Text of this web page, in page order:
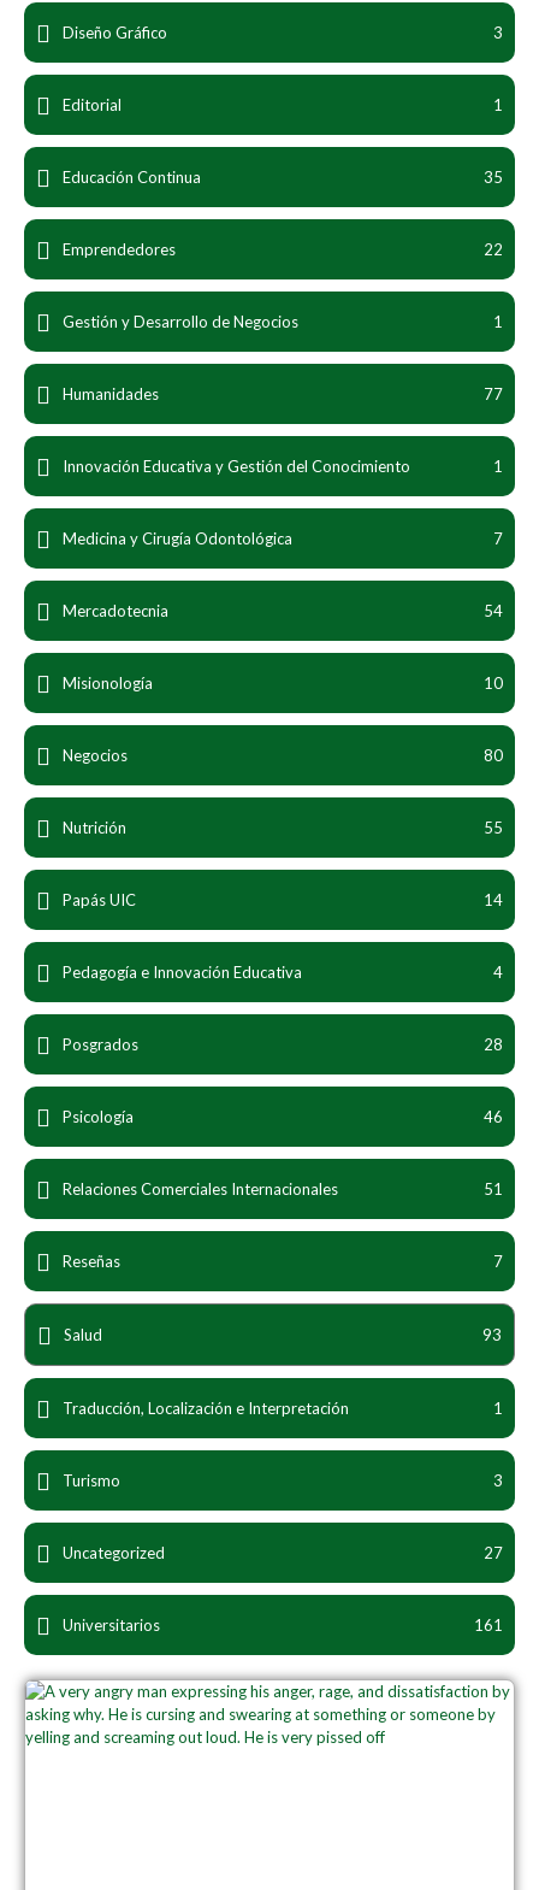
Diseño Gráfico 3
Editorial 1
Educación Continua 35
Emprendedores 22
Gestión y Desarrollo de Negocios 1
Humanidades 77
Innovación Educativa y Gestión del Conocimiento 1
Medicina y Cirugía Odontológica 7
Mercadotecnia 54
Misionología 10
Negocios 80
Nutrición 55
Papás UIC 14
Pedagogía e Innovación Educativa 4
Posgrados 28
Psicología 46
Relaciones Comerciales Internacionales 51
Reseñas 7
Salud 93
Traducción, Localización e Interpretación 1
Turismo 3
Uncategorized 27
Universitarios 161